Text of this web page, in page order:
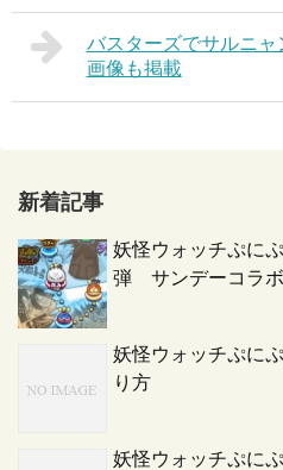
バスターズでサルニ
画像も掲載
新着記事
妖怪ウォッチぷに
弾 サンデーコラ
妖怪ウォッチぷに
り方
妖怪ウォッチぷに